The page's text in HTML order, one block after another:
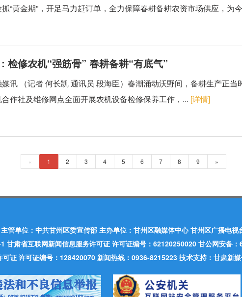
“黄金期”，开足马力赶订单，全力保障春耕备耕农资市场供应，为
检修农机“强筋骨” 春耕备耕“有底气”
讯 （记者 何长凯 通讯员 段海臣）春潮涌动沃野间，备耕生产正
作社及维修网点全面开展农机设备检修保养工作，... [详情]
« 1 2 3 4 5 6 7 8 9 »
主管单位：中共甘州区委宣传部 主办单位：甘州区融媒体中心 甘州区广播电视
甘肃省互联网新闻信息服务许可证 许可证编号：62120250020 甘公网安备
证 许可证编号：128420070 新闻热线：0936-8215223 技术支持：甘肃新